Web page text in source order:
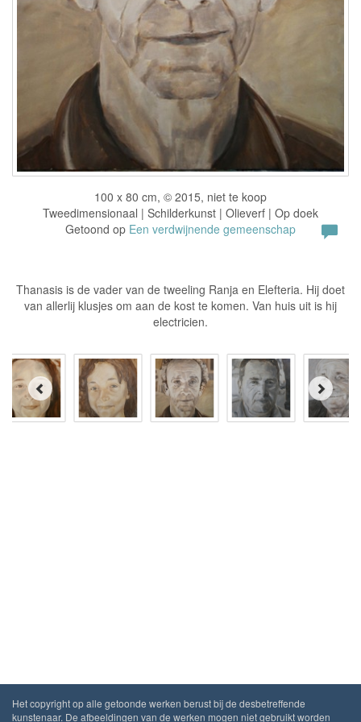
100 x 80 cm, © 2015, niet te koop
Tweedimensionaal | Schilderkunst | Olieverf | Op doek
Getoond op Een verdwijnende gemeenschap
Thanasis is de vader van de tweeling Ranja en Elefteria. Hij doet
van allerlij klusjes om aan de kost te komen. Van huis uit is hij
electricien.
Het copyright op alle getoonde werken berust bij de desbetreffende
kunstenaar. De afbeeldingen van de werken mogen niet gebruikt worden